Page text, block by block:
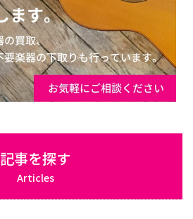
記事を探す
Articles